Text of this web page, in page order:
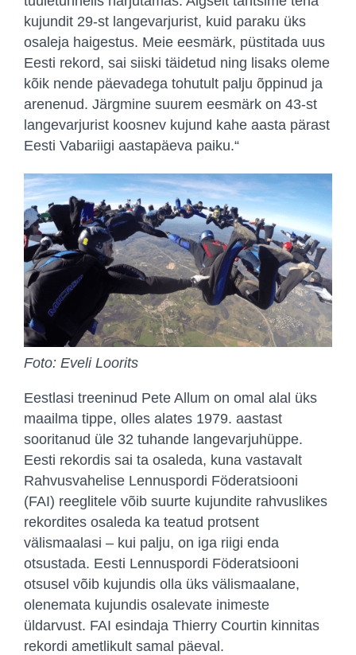
kujundit 29-st langevarjurist, kuid paraku üks
osaleja haigestus. Meie eesmärk, püstitada uus
Eesti rekord, sai siiski täidetud ning lisaks oleme
kõik nende päevadega tohutult palju õppinud ja
arenenud. Järgmine suurem eesmärk on 43-st
langevarjurist koosnev kujund kahe aasta pärast
Eesti Vabariigi aastapäeva paiku.“
Foto: Eveli Loorits
Eestlasi treeninud Pete Allum on omal alal üks
maailma tippe, olles alates 1979. aastast
sooritanud üle 32 tuhande langevarjuhüppe.
Eesti rekordis sai ta osaleda, kuna vastavalt
Rahvusvahelise Lennuspordi Föderatsiooni
(FAI) reeglitele võib suurte kujundite rahvuslikes
rekordites osaleda ka teatud protsent
välismaalasi – kui palju, on iga riigi enda
otsustada. Eesti Lennuspordi Föderatsiooni
otsusel võib kujundis olla üks välismaalane,
olenemata kujundis osalevate inimeste
üldarvust. FAI esindaja Thierry Courtin kinnitas
rekordi ametlikult samal päeval.